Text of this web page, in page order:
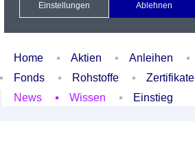
Xetra Realtime
Watchlist Portfolio
Home Aktien Anleihen
Fonds
Rohstoffe Zertifikate
News
Wissen Einstieg
Einstellungen Ablehnen